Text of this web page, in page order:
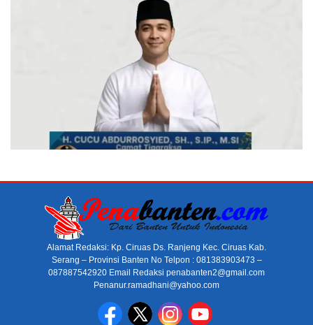
Alamat Redaksi: Kp. Ciruas Ds. Ranjeng Kec. Ciruas Kab.
Serang – Provinsi Banten No Telpon : 081383903473 –
087887542920 Email Redaksi penabanten2@gmail.com
Penanur.ramadhani@yahoo.com